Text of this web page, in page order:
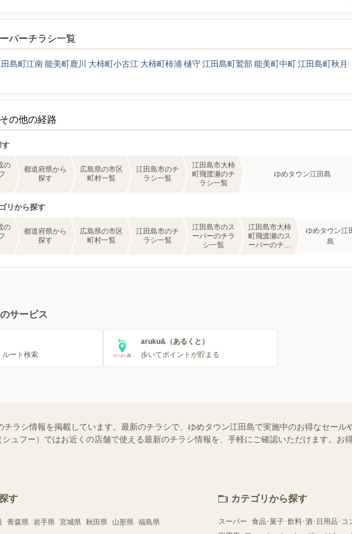
パーチラシ一覧
島町江南能美町鹿川 大柿町小古江 大柿町柿浦 樋守江田島町鷲部能美町中町江田島町秋月
の他の経路
す
の
都道府県から
探す
広島県の市区
町村一覧
江田島市のチ
ラシ一覧
江田島市大柿
町飛渡瀬のチ
ラシ一覧
ゆめタウン江田島
リから探す
の
都道府県から
探す
広島県の市区
町村一覧
江田島市のチ
ラシ一覧
江田島市のス
ーパーのチラ
シ一覧
江田島市大柿
町飛渡瀬のス
ーパーのチラ
ゆめタウン江
島
サービス
ルート検索
aruku&（あるくと）
歩いてポイントが貯まる
チラシ情報を掲載しています。最新のチラシで、ゆめタウン江田島で実施中のお得なセー
ュフー）ではお近くの店舗で使える最新のチラシ情報を、手軽にご確認いただけます。お
す
青森県 岩手県 宮城県 秋田県 山形県 福島県
カテゴリから探す
スーパー
食品･菓子･飲料･酒･日用品･コ